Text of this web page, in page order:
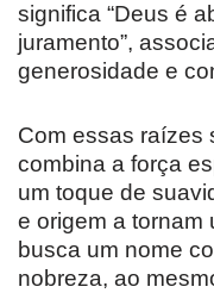
significa “Deus é
juramento”,
generosidade e
Com essas raízes
combina a força
um toque de
e origem a tornam
busca um nome
nobreza, ao